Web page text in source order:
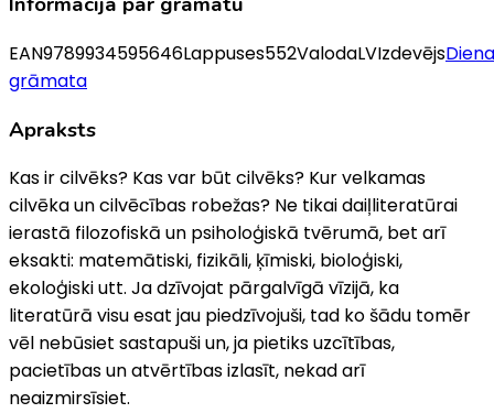
EAN9789934595646Lappuses552ValodaLVIzdevējs
grāmata
Apraksts
Kas ir cilvēks? Kas var būt cilvēks? Kur velkamas
cilvēka un cilvēcības robežas? Ne tikai daiļliteratūrai
ierastā filozofiskā un psiholoģiskā tvērumā, bet arī
eksakti: matemātiski, fizikāli, ķīmiski, bioloģiski,
ekoloģiski utt. Ja dzīvojat pārgalvīgā vīzijā, ka
literatūrā visu esat jau piedzīvojuši, tad ko šādu tomēr
vēl nebūsiet sastapuši un, ja pietiks uzcītības,
pacietības un atvērtības izlasīt, nekad arī
neaizmirsīsiet.